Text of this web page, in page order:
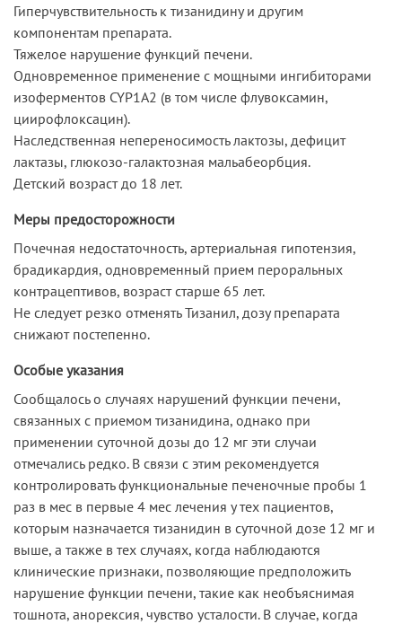
Гиперчувствительность к тизанидину и другим
компонентам препарата.
Тяжелое нарушение функций печени.
Одновременное применение с мощными ингибиторами
изоферментов CYP1A2 (в том числе флувоксамин,
циирофлоксацин).
Наследственная непереносимость лактозы, дефицит
лактазы, глюкозо-галактозная мальабеорбция.
Детский возраст до 18 лет.
Меры предосторожности
Почечная недостаточность, артериальная гипотензия,
брадикардия, одновременный прием пероральных
контрацептивов, возраст старше 65 лет.
Не следует резко отменять Тизанил, дозу препарата
снижают постепенно.
Особые указания
Сообщалось о случаях нарушений функции печени,
связанных с приемом тизанидина, однако при
применении суточной дозы до 12 мг эти случаи
отмечались редко. В связи с этим рекомендуется
контролировать функциональные печеночные пробы 1
раз в мес в первые 4 мес лечения у тех пациентов,
которым назначается тизанидин в суточной дозе 12 мг и
выше, а также в тех случаях, когда наблюдаются
клинические признаки, позволяющие предположить
нарушение функции печени, такие как необъяснимая
тошнота, анорексия, чувство усталости. В случае, когда